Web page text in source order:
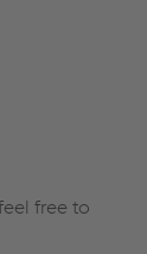
free to